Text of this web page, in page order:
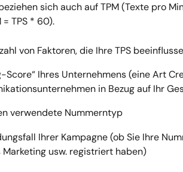
sich auch auf TPM (Texte pro
= TPS * 60).
von Faktoren, die Ihre TPS
Score“ Ihres Unternehmens (eine Art
in Bezug auf Ihr
verwendete Nummerntyp
Ihrer Kampagne (ob Sie Ihre
usw. registriert haben)